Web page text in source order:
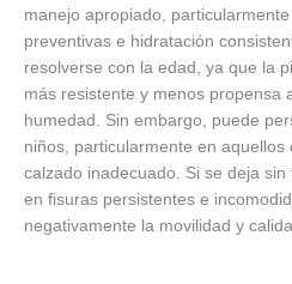
manejo apropiado,
preventivas e hidratación
resolverse con la edad, ya que la
más resistente y menos propensa
humedad. Sin embargo, puede
niños, particularmente en
calzado inadecuado. Si se deja
en fisuras persistentes e
negativamente la movilidad y